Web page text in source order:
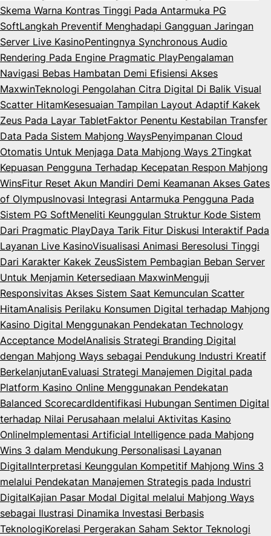
Skema Warna Kontras Tinggi Pada Antarmuka PG
SoftLangkah Preventif Menghadapi Gangguan Jaringan
Server Live KasinoPentingnya Synchronous Audio
Rendering Pada Engine Pragmatic PlayPengalaman
Navigasi Bebas Hambatan Demi Efisiensi Akses
MaxwinTeknologi Pengolahan Citra Digital Di Balik Visual
Scatter HitamKesesuaian Tampilan Layout Adaptif Kakek
Zeus Pada Layar TabletFaktor Penentu Kestabilan Transfer
Data Pada Sistem Mahjong WaysPenyimpanan Cloud
Otomatis Untuk Menjaga Data Mahjong Ways 2Tingkat
Kepuasan Pengguna Terhadap Kecepatan Respon Mahjong
WinsFitur Reset Akun Mandiri Demi Keamanan Akses Gates
of OlympusInovasi Integrasi Antarmuka Pengguna Pada
Sistem PG SoftMeneliti Keunggulan Struktur Kode Sistem
Dari Pragmatic PlayDaya Tarik Fitur Diskusi Interaktif Pada
Layanan Live KasinoVisualisasi Animasi Beresolusi Tinggi
Dari Karakter Kakek ZeusSistem Pembagian Beban Server
Untuk Menjamin Ketersediaan MaxwinMenguji
Responsivitas Akses Sistem Saat Kemunculan Scatter
HitamAnalisis Perilaku Konsumen Digital terhadap Mahjong
Kasino Digital Menggunakan Pendekatan Technology
Acceptance ModelAnalisis Strategi Branding Digital
dengan Mahjong Ways sebagai Pendukung Industri Kreatif
BerkelanjutanEvaluasi Strategi Manajemen Digital pada
Platform Kasino Online Menggunakan Pendekatan
Balanced ScorecardIdentifikasi Hubungan Sentimen Digital
terhadap Nilai Perusahaan melalui Aktivitas Kasino
OnlineImplementasi Artificial Intelligence pada Mahjong
Wins 3 dalam Mendukung Personalisasi Layanan
DigitalInterpretasi Keunggulan Kompetitif Mahjong Wins 3
melalui Pendekatan Manajemen Strategis pada Industri
DigitalKajian Pasar Modal Digital melalui Mahjong Ways
sebagai Ilustrasi Dinamika Investasi Berbasis
TeknologiKorelasi Pergerakan Saham Sektor Teknologi